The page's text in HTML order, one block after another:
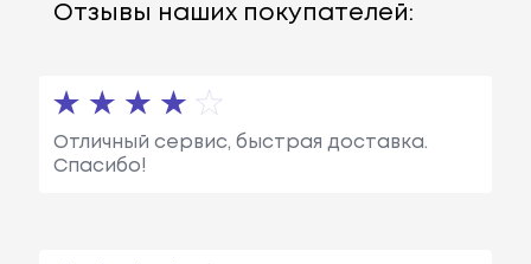
Отзывы наших покупателей:
Отличный сервис, быстрая доставка.
Спасибо!